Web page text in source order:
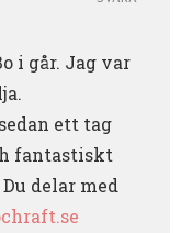
i går. Jag var
ett tag
fantastiskt
delar med